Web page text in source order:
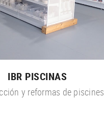
IBR PISCINAS
y reformas de piscines